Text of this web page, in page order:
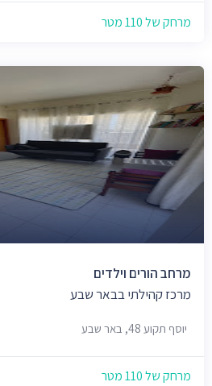
מרחק של 110 מטר
מרחב הורים וילדים
מרכז קהילתי בבאר שבע
יוסף תקוע 48, באר שבע
מרחק של 110 מטר